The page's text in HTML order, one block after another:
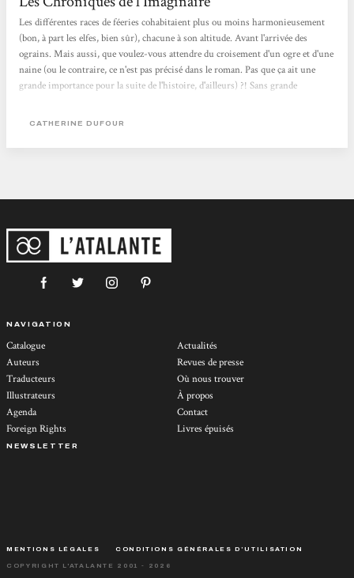
Les différentes races de féeries cohabitaient plus ou moins harmonieusement
(bon, à part les elfes, bien sûr), chacune à son altitude. Avant l'arrivée des
ograins. Mais aussi, que voulez-vous attendre du croisement d'un ogre et d'une
naine (ou le contraire, ce n'est pas précisé dans le roman. Pas que ça ait une
grande importance pour la suite de l'histoire, d'ailleurs) ?! Sans grande
leur chef, Havecoque Ier, et d'ailleurs sous les Havecoque suivants. Bien sûr, il
CATHERINE DUFOUR
NAVIGATION
Catalogue
Auteurs
Traducteurs
Illustrateurs
Agenda
Foreign Rights
Actualités
Revues de presse
Où nous trouver
À propos
Contact
Livres épuisés
NEWSLETTER
MENTIONS LÉGALES CONDITIONS GÉNÉRALES D’UTILISATION
COPYRIGHT L'ATALANTE 2001 - 2026